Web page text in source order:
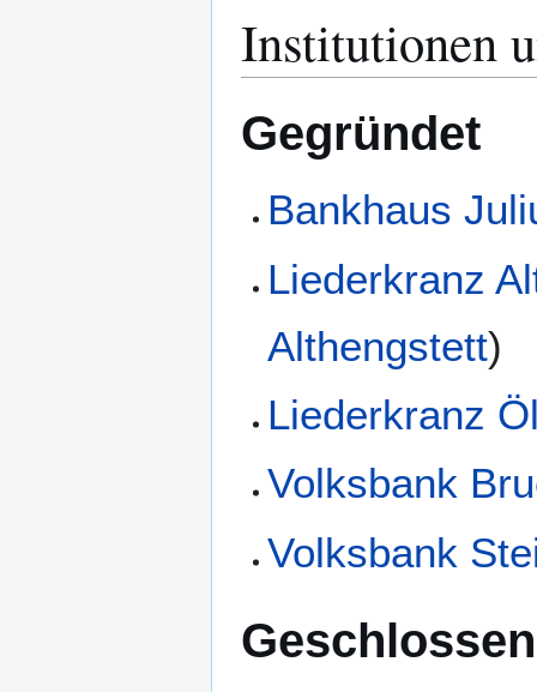
Institutionen
Gegründet
Bankhaus
Liederkranz
Althengstett)
Liederkranz
Volksbank
Volksbank
Geschlossen